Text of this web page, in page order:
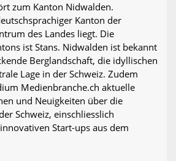
zum Kanton Nidwalden.
Kanton der
des Landes liegt. Die
ist Stans. Nidwalden ist bekannt
Berglandschaft, die idyllischen
Lage in der Schweiz. Zudem
Medienbranche.ch aktuelle
und Neuigkeiten über die
Schweiz, einschliesslich
Start-ups aus dem